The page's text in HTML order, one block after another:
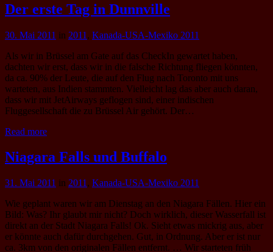
Der erste Tag in Dunnville
30. Mai 2011 in 2011 , Kanada-USA-Mexiko 2011
Als wir in Brüssel am Gate auf das CheckIn gewartet haben,
dachten wir erst, dass wir in die falsche Richtung fliegen könnten,
da ca. 90% der Leute, die auf den Flug nach Toronto mit uns
warteten, aus Indien stammten. Vielleicht lag das aber auch daran,
dass wir mit JetAirways geflogen sind, einer indischen
Fluggesellschaft die zu Brüssel Air gehört. Der…
Read more
Niagara Falls und Buffalo
31. Mai 2011 in 2011 , Kanada-USA-Mexiko 2011
Wie geplant waren wir am Dienstag an den Niagara Fällen. Hier ein
Bild: Was? Ihr glaubt mir nicht? Doch wirklich, dieser Wasserfall ist
direkt an der Stadt Niagara Falls! Ok. Sieht etwas mickrig aus, aber
er könnte auch dafür durchgehen. Gut, in Ordnung. Aber er ist nur
ca. 3km von den originalen Fällen entfernt. … Wir starteten früh